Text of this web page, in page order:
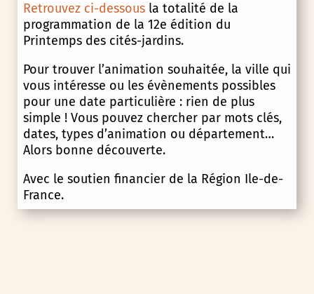
Retrouvez ci-dessousla totalité de la
programmation de la 12e édition du
Printemps des cités-jardins.
Pour trouver l’animation souhaitée, la ville qui
vous intéresse ou les évènements possibles
pour une date particulière : rien de plus
simple ! Vous pouvez chercher par mots clés,
dates, types d’animation ou département…
Alors bonne découverte.
Avec le soutien financier de la Région Ile-de-
France.